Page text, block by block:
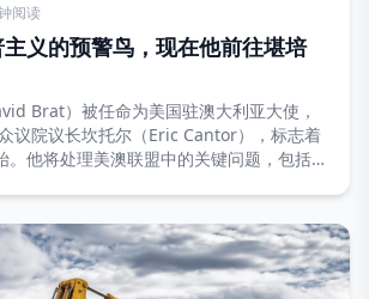
阅读
义的预警鸟，现在他前往堪培
Brat）被任命为美国驻澳大利亚大使，
议院议长坎托尔（Eric Cantor），标志着
。他将处理美澳联盟中的关键问题，包括